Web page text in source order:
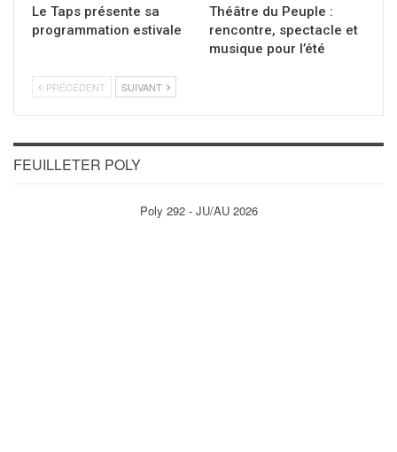
Le Taps présente sa
programmation estivale
Théâtre du Peuple :
rencontre, spectacle et
musique pour l’été
PRÉCÉDENT SUIVANT
FEUILLETER POLY
Poly 292 - JU/AU 2026